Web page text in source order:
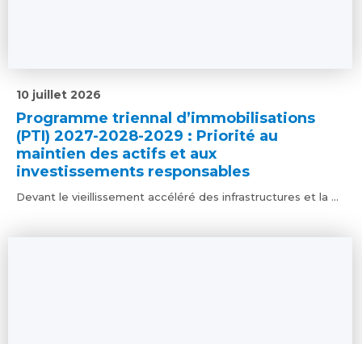
Programme triennal d’immobilisations
(PTI) 2027-2028-2029 : Priorité au
maintien des actifs et aux
investissements responsables
10 juillet 2026
Devant le vieillissement accéléré des infrastructures et la ...